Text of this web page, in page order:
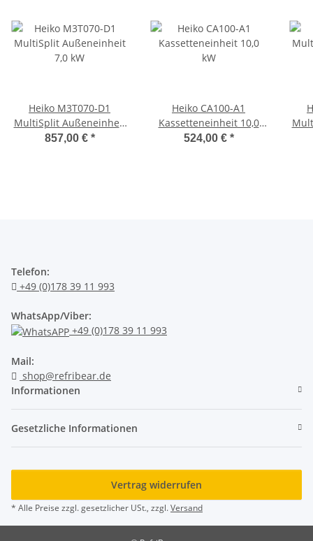
Heiko M3T070-D1
MultiSplit Außeneinheit
7,0 kW
857,00 € *
Heiko CA100-A1
Kassetteneinheit 10,0
kW
524,00 € *
Telefon:
+49 (0)178 39 11 993
WhatsApp/Viber:
+49 (0)178 39 11 993
Mail:
shop@refribear.de
Informationen
Gesetzliche Informationen
Vertrag widerrufen
* Alle Preise zzgl. gesetzlicher USt., zzgl.Versand